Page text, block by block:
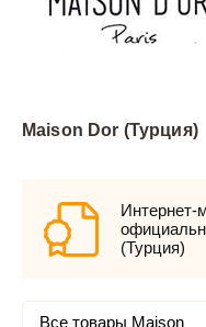
Maison Dor (Турция)
Интернет-
(Турция)
Все товары Maison